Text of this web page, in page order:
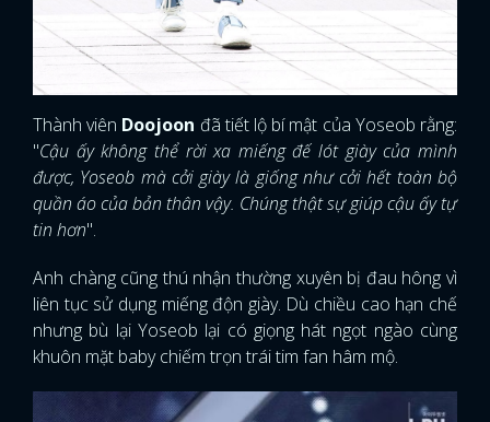
Thành viên Doojoon đã tiết lộ bí mật của Yoseob rằng:
"Cậu ấy không thể rời xa miếng đế lót giày của mình
được, Yoseob mà cởi giày là giống như cởi hết toàn bộ
quần áo của bản thân vậy. Chúng thật sự giúp cậu ấy tự
tin hơn".
Anh chàng cũng thú nhận thường xuyên bị đau hông vì
liên tục sử dụng miếng độn giày. Dù chiều cao hạn chế
nhưng bù lại Yoseob lại có giọng hát ngọt ngào cùng
khuôn mặt baby chiếm trọn trái tim fan hâm mộ.